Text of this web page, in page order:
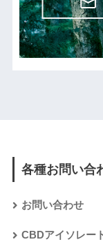
各種お問い合
お問い合わせ
CBDアイソレー